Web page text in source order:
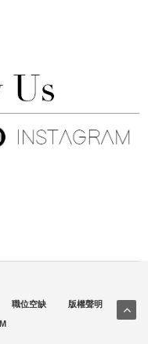
職位空缺 版權聲明